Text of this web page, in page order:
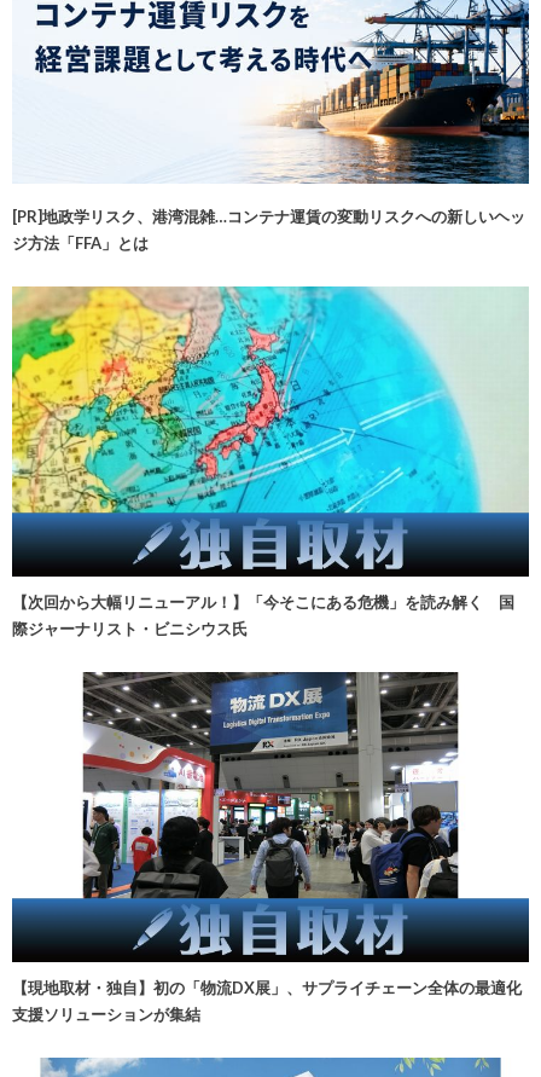
[PR]地政学リスク、港湾混雑…コンテナ運賃の変動リスクへの新しいヘッ
ジ方法「FFA」とは
【次回から大幅リニューアル！】「今そこにある危機」を読み解く 国
際ジャーナリスト・ビニシウス氏
【現地取材・独自】初の「物流DX展」、サプライチェーン全体の最適化
支援ソリューションが集結